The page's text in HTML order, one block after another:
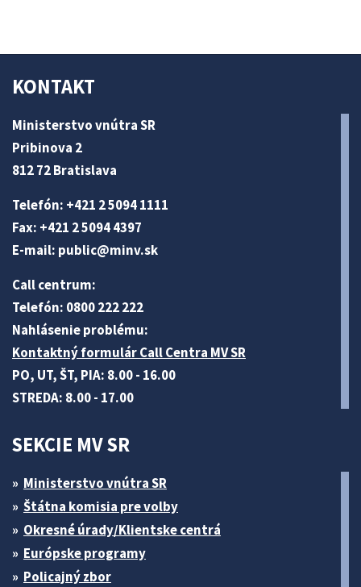
KONTAKT
Ministerstvo vnútra SR
Pribinova 2
812 72 Bratislava
Telefón: +421 2 5094 1111
Fax: +421 2 5094 4397
E-mail: public@minv.sk
Call centrum:
Telefón: 0800 222 222
Nahlásenie problému:
Kontaktný formulár Call Centra MV SR
PO, UT, ŠT, PIA: 8.00 - 16.00
STREDA: 8.00 - 17.00
SEKCIE MV SR
Ministerstvo vnútra SR
Štátna komisia pre volby
Okresné úrady/Klientske centrá
Európske programy
Policajný zbor